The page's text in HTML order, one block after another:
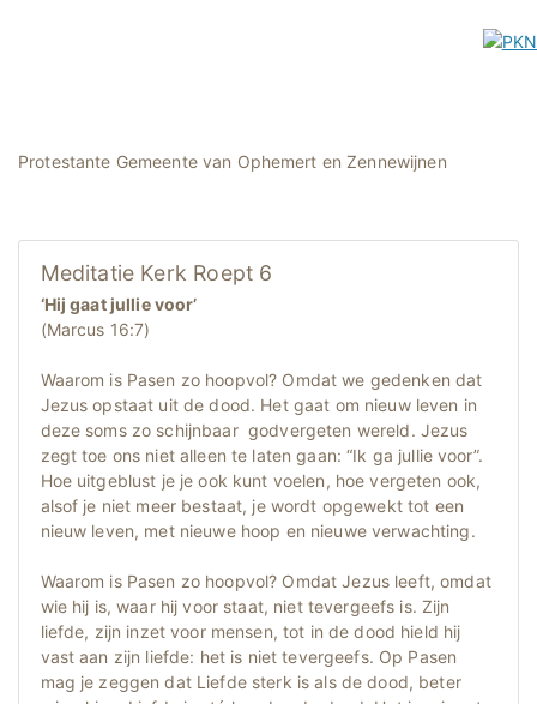
Protestante Gemeente van Ophemert en Zennewijnen
Meditatie Kerk Roept 6
‘Hij gaat jullie voor’
(Marcus 16:7)
Waarom is Pasen zo hoopvol? Omdat we gedenken dat
Jezus opstaat uit de dood. Het gaat om nieuw leven in
deze soms zo schijnbaar godvergeten wereld. Jezus
zegt toe ons niet alleen te laten gaan: “Ik ga jullie voor”.
Hoe uitgeblust je je ook kunt voelen, hoe vergeten ook,
alsof je niet meer bestaat, je wordt opgewekt tot een
nieuw leven, met nieuwe hoop en nieuwe verwachting.
Waarom is Pasen zo hoopvol? Omdat Jezus leeft, omdat
wie hij is, waar hij voor staat, niet tevergeefs is. Zijn
liefde, zijn inzet voor mensen, tot in de dood hield hij
vast aan zijn liefde: het is niet tevergeefs. Op Pasen
mag je zeggen dat Liefde sterk is als de dood, beter